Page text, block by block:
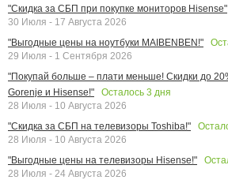
"Скидка за СБП при покупке мониторов Hisense"
30 Июля - 17 Августа 2026
"Выгодные цены на ноутбуки MAIBENBEN!"
29 Июля - 1 Сентября 2026
"Покупай больше – плати меньше! Скидки до
Gorenje и Hisense!"
Осталось 3 дня
28 Июля - 10 Августа 2026
"Скидка за СБП на телевизоры Toshiba!"
28 Июля - 10 Августа 2026
"Выгодные цены на телевизоры Hisense!"
28 Июля - 24 Августа 2026